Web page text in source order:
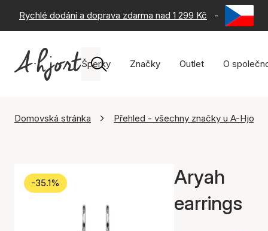
Rychlé dodání a doprava zdarma nad 1 299 Kč - 60 dní
Šperky Značky Outlet O
Domovská stránka Přehled - všechny značky u A-Hjort
-35.1%
Aryah
earrings